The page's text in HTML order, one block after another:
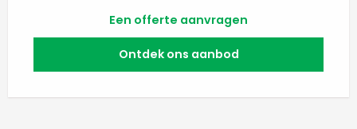
Een offerte aanvragen
Ontdek ons aanbod